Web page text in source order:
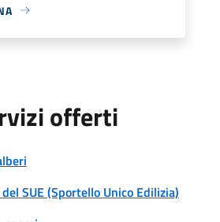
offerti
SUE (Sportello Unico Edilizia)